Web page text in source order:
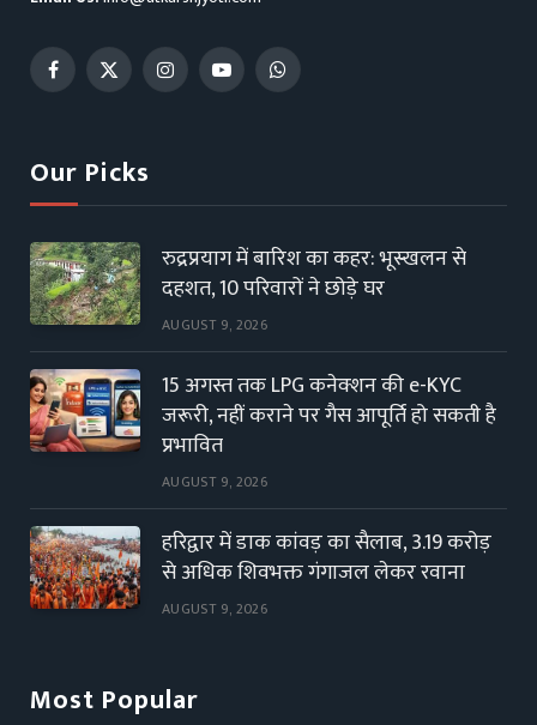
Facebook
X
InstagramYouTubeWhatsApp
Our Picks
रुद्रप्रयाग में बारिश का कहर: भूस्खलन से
दहशत, 10 परिवारों ने छोड़े घर
AUGUST 9, 2026
15 अगस्त तक LPG कनेक्शन की e-KYC
जरूरी, नहीं कराने पर गैस आपूर्ति हो सकती है
प्रभावित
AUGUST 9, 2026
हरिद्वार में डाक कांवड़ का सैलाब, 3.19 करोड़
से अधिक शिवभक्त गंगाजल लेकर रवाना
AUGUST 9, 2026
Most Popular